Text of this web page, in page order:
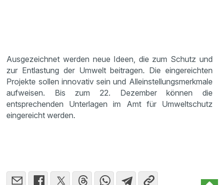
Ausgezeichnet werden neue Ideen, die zum Schutz und
zur Entlastung der Umwelt beitragen. Die eingereichten
Projekte sollen innovativ sein und Alleinstellungsmerkmale
aufweisen. Bis zum 22. Dezember können die
entsprechenden Unterlagen im Amt für Umweltschutz
eingereicht werden.